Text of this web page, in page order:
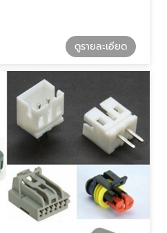
ดูรายละเอียด